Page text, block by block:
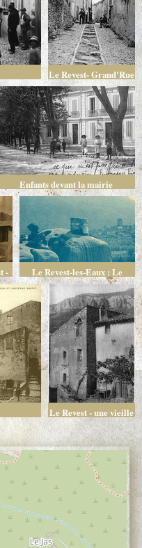
Le Revest- Grand'Rue
Enfants devant la mairie
-
Le Revest-les-Eaux : Le
pigeonnier féodal. Vue
générale
Le Revest - une vieille
rue et le Mont Come